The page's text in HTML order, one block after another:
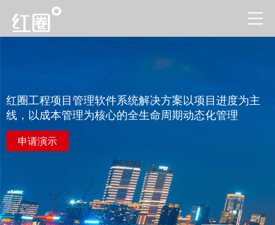
红圈工程项目管理软件系统解决方案以项目进度为主
线，以成本管理为核心的全生命周期动态化管理
申请演示